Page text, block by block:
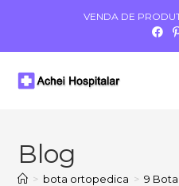
VENDA DE
Blog
> bota ortopedica > 9